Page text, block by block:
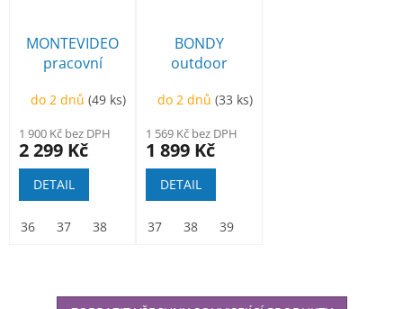
MONTEVIDEO
pracovní
do 2 dnů(49 ks)
1 900 Kč bez DPH
2 299 Kč
DETAIL
36 37 38
BONDY
outdoor
modrá
do 2 dnů(33 ks)
1 569 Kč bez DPH
1 899 Kč
DETAIL
37 38 39